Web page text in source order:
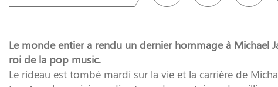
Le monde entier a rendu un dernier hommage à Michael
roi de la pop music.
Le rideau est tombé mardi sur la vie et la carrière de